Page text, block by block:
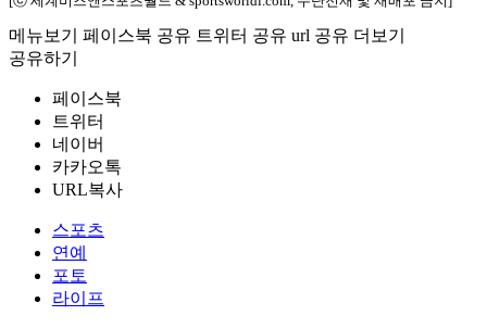
메뉴보기 페이스북 공유 트위터 공유 url 공유 더보기
공유하기
페이스북
트위터
네이버
카카오톡
URL복사
스포츠
연예
포토
라이프